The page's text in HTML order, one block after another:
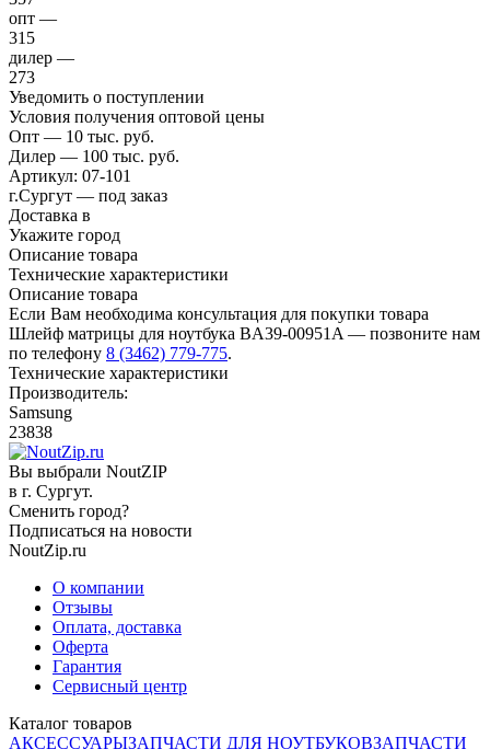
опт —
315
дилер —
273
Уведомить о поступлении
Условия получения оптовой цены
Опт — 10 тыс. руб.
Дилер — 100 тыс. руб.
Артикул: 07-101
г.Сургут — под заказ
Доставка в
Укажите город
Описание товара
Технические характеристики
Описание товара
Если Вам необходима консультация для покупки товара
Шлейф матрицы для ноутбука BA39-00951A — позвоните нам
по телефону 8 (3462) 779-775.
Технические характеристики
Производитель:
Samsung
23838
Вы выбрали NoutZIP
в г. Сургут.
Сменить город?
Подписаться на новости
NoutZip.ru
О компании
Отзывы
Оплата, доставка
Оферта
Гарантия
Сервисный центр
Каталог товаров
АКСЕССУАРЫЗАПЧАСТИ ДЛЯ НОУТБУКОВЗАПЧАСТИ